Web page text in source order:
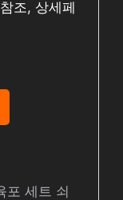
포 세트 쇠